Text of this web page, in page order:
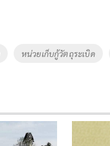
หน่วยเก็บกู้วัตถุระเบิด